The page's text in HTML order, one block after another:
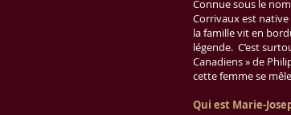
Connue sous le
Corrivaux est
la famille vit en
légende. C’est
Canadiens » de
cette femme se
Qui est Marie-